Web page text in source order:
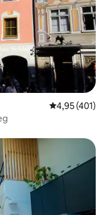
4,95 de uma
4,95 (401)